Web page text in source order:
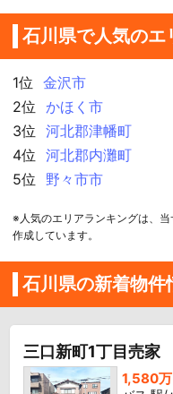
石川県で人気のエ
1位
金沢市
2位
かほく市
3位
河北郡津幡町
4位
河北郡内灘町
5位
野々市市
※人気のエリアランキングは、
作成しています。
石川県の新着物件
三口新町1丁目売家
1,580